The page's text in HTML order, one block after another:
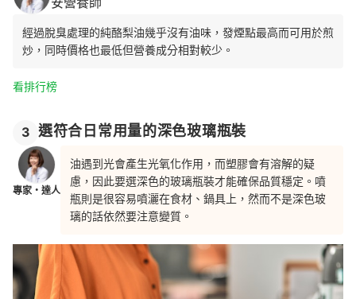
經過脫臭處理的純酪梨油幾乎沒有油味，發煙點最高而可用於煎
炒，同時價格也最低但營養成分相對較少。
看排行榜
3 選符合日常用量的深色玻璃瓶裝
專家・達人
油遇到光會產生光氧化作用，而塑膠會有溶解的疑
慮，因此要選深色的玻璃瓶裝才能確保品質穩定。噴
瓶則是很容易噴灑在食材、鍋具上，然而不是深色玻
璃的話依然要注意變質。